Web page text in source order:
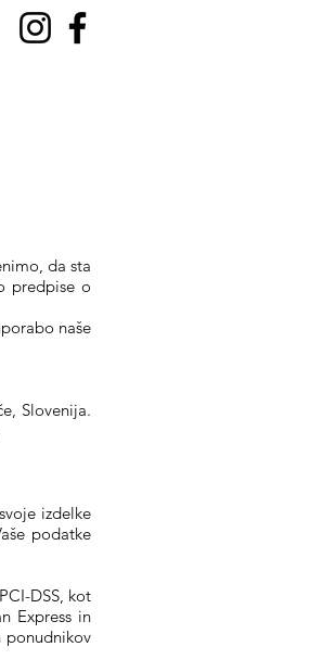
da sta
predpise o
naše
Slovenija.
izdelke
podatke
DSS, kot
Express in
ponudnikov